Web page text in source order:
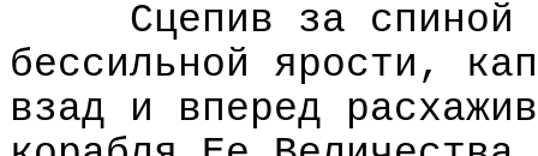
Сцепив за
бессильной ярости,
взад и вперед